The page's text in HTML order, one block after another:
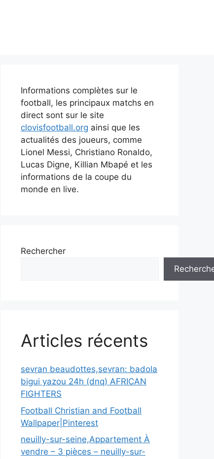
Informations complètes sur le
football, les principaux matchs en
direct sont sur le site
clovisfootball.org ainsi que les
actualités des joueurs, comme
Lionel Messi, Christiano Ronaldo,
Lucas Digne, Killian Mbapé et les
informations de la coupe du
monde en live.
Rechercher
Articles récents
sevran beaudottes,sevran: badola
bigui yazou 24h (dnq) AFRICAN
FIGHTERS
Football Christian and Football
Wallpaper|Pinterest
neuilly-sur-seine,Appartement À
vendre – 3 pièces – neuilly-sur-